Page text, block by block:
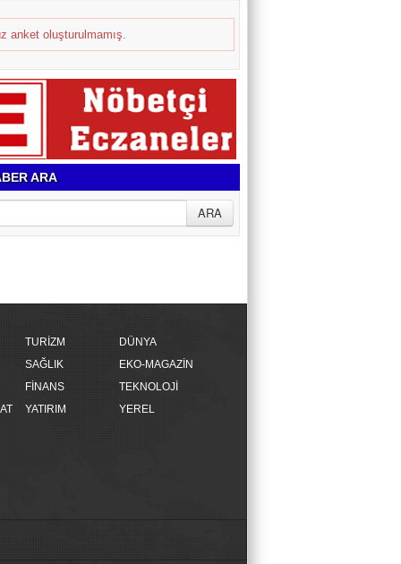
anket oluşturulmamış.
ARA
TURİZM
DÜNYA
SAĞLIK
EKO-MAGAZİN
FİNANS
TEKNOLOJİ
YATIRIM YEREL